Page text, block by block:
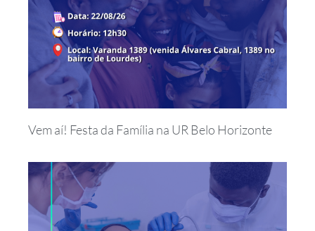
Vem aí! Festa da Família na UR Belo Horizonte